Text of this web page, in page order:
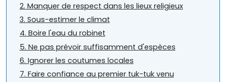
2. Manquer de respect dans les lieux religieux
3. Sous-estimer le climat
4. Boire l'eau du robinet
5. Ne pas prévoir suffisamment d'espèces
6. Ignorer les coutumes locales
7. Faire confiance au premier tuk-tuk venu